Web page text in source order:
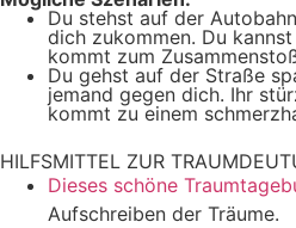
Du stehst auf der
dich zukommen. Du
kommt zum
Du gehst auf der Straße
jemand gegen dich. Ihr
kommt zu einem
HILFSMITTEL ZUR
Dieses schöne
Aufschreiben der Träume.